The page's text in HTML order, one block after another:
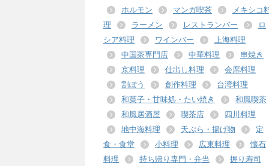
ホルモン
マンガ喫茶
メキシコ
理
ラーメン レストランバー
ロ
シア料理
ワインバー
上海料理
中国茶専門店
中華料理
串焼き
京料理
仕出し料理
会席料理
割ぽう
創作料理
台湾料理
和菓子・甘味処・たい焼き
和風喫茶
和風居酒屋
喫茶店
四川料理
地中海料理
天ぷら・揚げ物
定
食・食堂
小料理 広東料理
懐石
料理
持ち帰り専門・弁当
握り寿司